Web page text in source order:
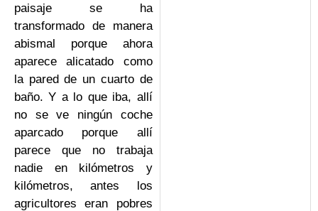
paisaje se ha
transformado de manera
abismal porque ahora
aparece alicatado como
la pared de un cuarto de
baño. Y a lo que iba, allí
no se ve ningún coche
aparcado porque allí
parece que no trabaja
nadie en kilómetros y
kilómetros, antes los
agricultores eran pobres